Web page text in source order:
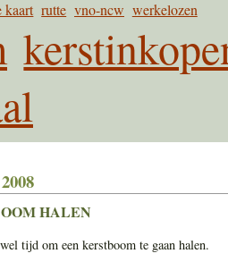
kaart rutte vno-ncw werkelozen
HALEN
tijd om een kerstboom te gaan halen.